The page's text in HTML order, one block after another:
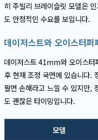
히 주빌리 브레이슬릿 모델은
도 안정적인 수요를 보입니다.
데이저스트와 오이스터퍼
데이저스트 41mm와 오이스
후 현재 조정 국면에 있습니다.
팔면 손해라고 느낄 수 있지만,
도 괜찮은 타이밍입니다.
모델